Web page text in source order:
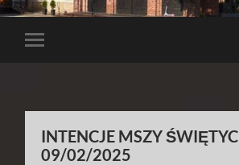
Toggle
INTENCJE MSZY
09/02/2025